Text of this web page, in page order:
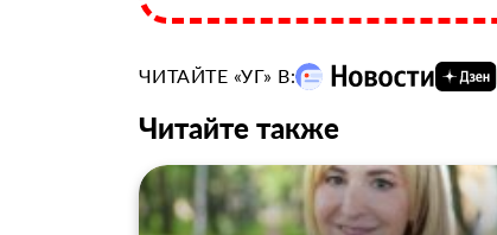
ЧИТАЙТЕ «УГ» В:
Читайте также